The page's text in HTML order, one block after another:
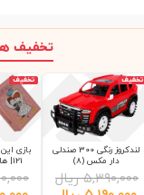
تخفیف
تخفیف
لندکروز رنگی 300 صندلی
دار مکس (8)
۵,۳۹۰,۰۰۰ ریال
تخفیف
بازی
121| هاردباکس (48)